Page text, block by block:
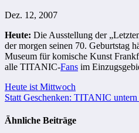
Dez. 12, 2007
Heute: Die Ausstellung der
der morgen seinen 70. Geburtstag
Museum für komische Kunst
alle TITANIC-Fans im
Beitragsnavigation
Heute ist Mittwoch
Statt Geschenken: TITANIC untern
Ähnliche Beiträge